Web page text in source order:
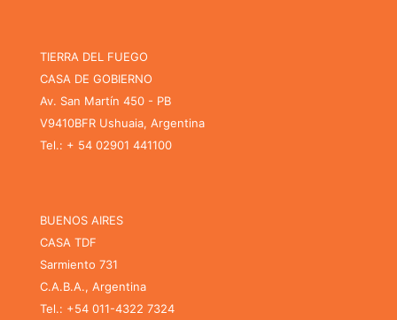
TIERRA DEL FUEGO
CASA DE GOBIERNO
Av. San Martín 450 - PB
V9410BFR Ushuaia, Argentina
Tel.: + 54 02901 441100
BUENOS AIRES
CASA TDF
Sarmiento 731
C.A.B.A., Argentina
Tel.: +54 011-4322 7324